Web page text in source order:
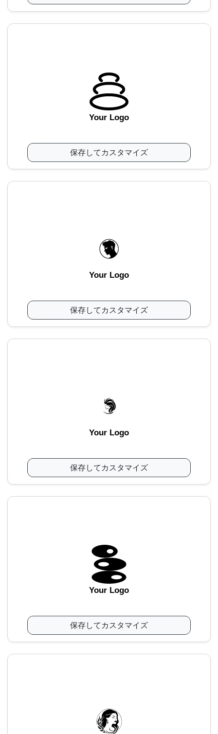
Your Logo
保存してカスタマイズ
Your Logo
保存してカスタマイズ
Your Logo
保存してカスタマイズ
Your Logo
保存してカスタマイズ